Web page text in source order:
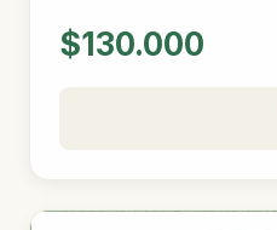
$130.000